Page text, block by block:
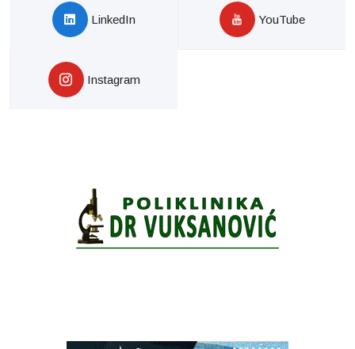
LinkedIn YouTube
Instagram